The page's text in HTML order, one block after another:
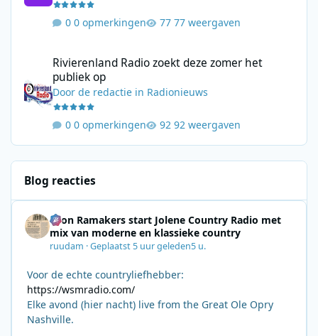
0 opmerkingen 77 weergaven
Rivierenland Radio zoekt deze zomer het
publiek op
Doorde redactie in Radionieuws
0 opmerkingen 92 weergaven
Blog reacties
Leon Ramakers start Jolene Country Radio met
mix van moderne en klassieke country
ruudam ·Geplaatst 5 uur geleden5 u.
Voor de echte countryliefhebber:
https://wsmradio.com/
Elke avond (hier nacht) live from the Great Ole Opry
Nashville.